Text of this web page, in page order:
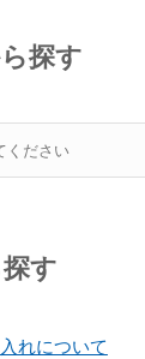
探す
す
れについて